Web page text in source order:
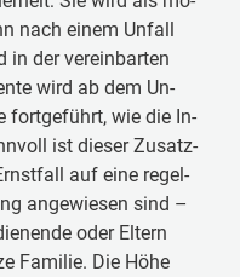
nach ei­nem Un­fall
in der ver­ein­bar­ten
wird ab dem Un­
fort­ge­führt, wie die In­
ist die­ser Zu­satz­
auf ei­ne re­gel­
an­ge­wie­sen sind –
oder El­tern
Fa­mi­lie. Die Hö­he